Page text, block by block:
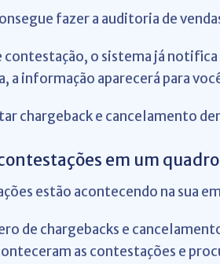
fazer a auditoria de
contestação, o sistema já
a informação aparecerá para
chargeback e cancelamento
em um
estão acontecendo na sua
de chargebacks e
as contestações e